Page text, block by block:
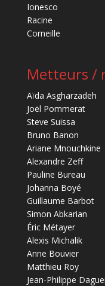
Ionesco
Racine
Corneille
Metteurs /
Aïda Asgharzadeh
Joël Pommerat
Steve Suissa
Bruno Banon
Ariane Mnouchkine
Alexandre Zeff
Pauline Bureau
Johanna Boyé
Guillaume Barbot
Simon Abkarian
Éric Métayer
Alexis Michalik
Anne Bouvier
Matthieu Roy
Jean-Philippe